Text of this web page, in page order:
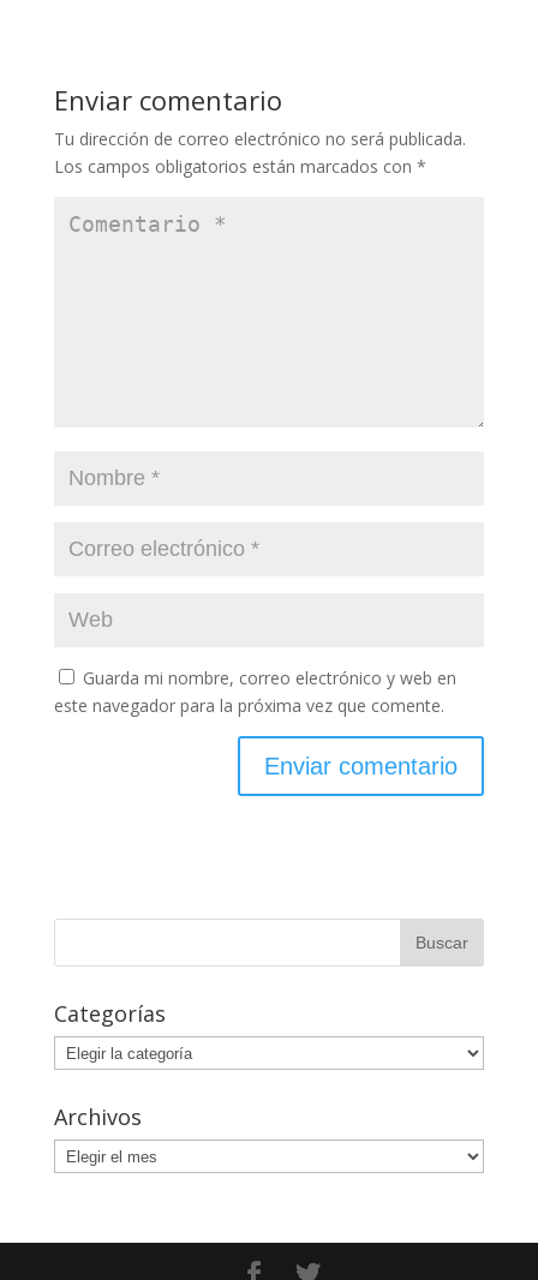
Enviar comentario
Tu dirección de correo electrónico no será publicada.
Los campos obligatorios están marcados con *
Guarda mi nombre, correo electrónico y web en
este navegador para la próxima vez que comente.
Categorías
Categorías
Archivos
Archivos